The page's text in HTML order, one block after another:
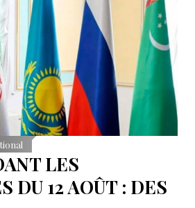
LES
DU 12 AOÛT : DES